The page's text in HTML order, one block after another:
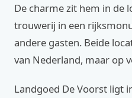
De charme zit hem in de
trouwerij in een
andere gasten. Beide
van Nederland, maar op
Landgoed De Voorst ligt